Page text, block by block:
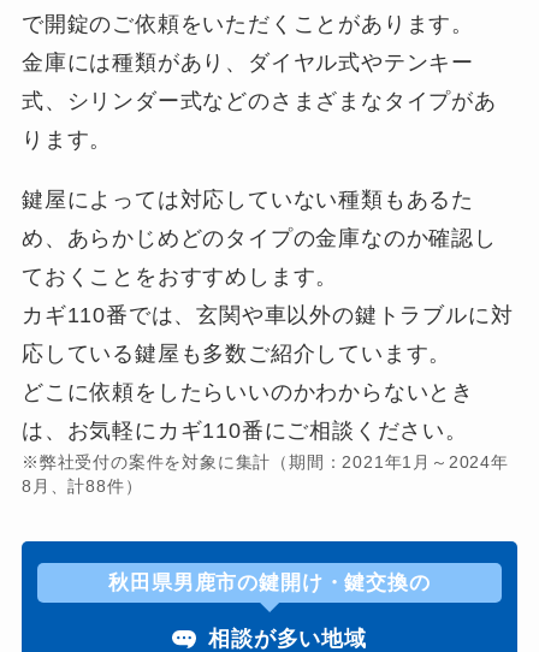
で開錠のご依頼をいただくことがあります。
金庫には種類があり、ダイヤル式やテンキー
式、シリンダー式などのさまざまなタイプがあ
ります。
鍵屋によっては対応していない種類もあるた
め、あらかじめどのタイプの金庫なのか確認し
ておくことをおすすめします。
カギ110番では、玄関や車以外の鍵トラブルに対
応している鍵屋も多数ご紹介しています。
どこに依頼をしたらいいのかわからないとき
は、お気軽にカギ110番にご相談ください。
※弊社受付の案件を対象に集計（期間：2021年1月～2024年
8月、計88件）
秋田県男鹿市の鍵開け・鍵交換の
相談が多い地域